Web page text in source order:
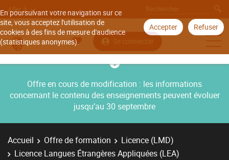
En poursuivant votre navigation sur ce
site, vous acceptez l'utilisation de
cookies à des fins de mesure d'audience
(statistiques anonymes).
Accepter Refuser
Aller à
Se connecter
Offre en cours de modification : les informations
concernant le contenu des enseignements peuvent évoluer
jusqu’au 30 septembre
Accueil Offre de formation
Licence (LMD)
Licence Langues Étrangères Appliquées (LEA)